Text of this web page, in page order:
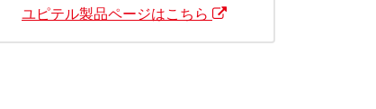
ユピテル製品ページはこちら